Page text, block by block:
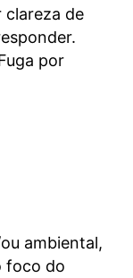
clareza de
por
ambiental,
foco do